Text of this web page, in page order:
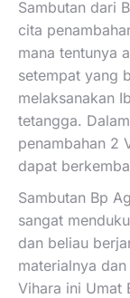
Sambutan dari
cita
mana tentunya
setempat yang
melaksanakan
tetangga.
penambahan 2
dapat
Sambutan Bp
sangat
dan beliau
materialnya
Vihara ini Umat